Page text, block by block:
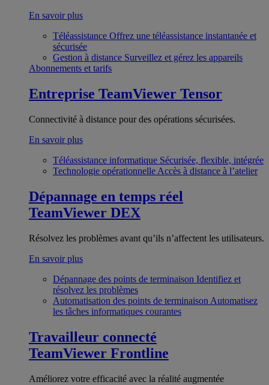
En savoir plus
Téléassistance Offrez une téléassistance instantanée et
sécurisée
Gestion à distance Surveillez et gérez les appareils
Abonnements et tarifs
Entreprise TeamViewer Tensor
Connectivité à distance pour des opérations sécurisées.
En savoir plus
Téléassistance informatique Sécurisée, flexible, intégrée
Technologie opérationnelle Accès à distance à l’atelier
Dépannage en temps réel
TeamViewer DEX
Résolvez les problèmes avant qu’ils n’affectent les utilisateurs.
En savoir plus
Dépannage des points de terminaison Identifiez et
résolvez les problèmes
Automatisation des points de terminaison Automatisez
les tâches informatiques courantes
Travailleur connecté
TeamViewer Frontline
Améliorez votre efficacité avec la réalité augmentée